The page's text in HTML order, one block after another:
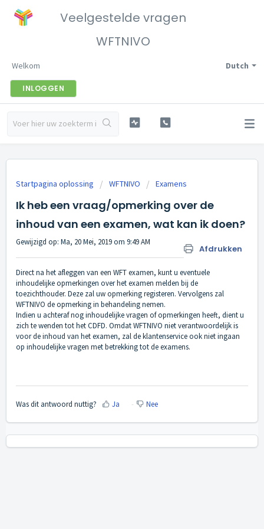
Veelgestelde vragen
WFTNIVO
Dutch
Welkom
INLOGGEN
Startpagina oplossing WFTNIVO Examens
Ik heb een vraag/opmerking over de
inhoud van een examen, wat kan ik doen?
Afdrukken
Gewijzigd op: Ma, 20 Mei, 2019 om 9:49 AM
Direct na het afleggen van een WFT examen, kunt u eventuele
inhoudelijke opmerkingen over het examen melden bij de
toezichthouder. Deze zal uw opmerking registeren. Vervolgens zal
WFTNIVO de opmerking in behandeling nemen.
Indien u achteraf nog inhoudelijke vragen of opmerkingen heeft, dient u
zich te wenden tot het CDFD. Omdat WFTNIVO niet verantwoordelijk is
voor de inhoud van het examen, zal de klantenservice ook niet ingaan
op inhoudelijke vragen met betrekking tot de examens.
Was dit antwoord nuttig? Ja Nee